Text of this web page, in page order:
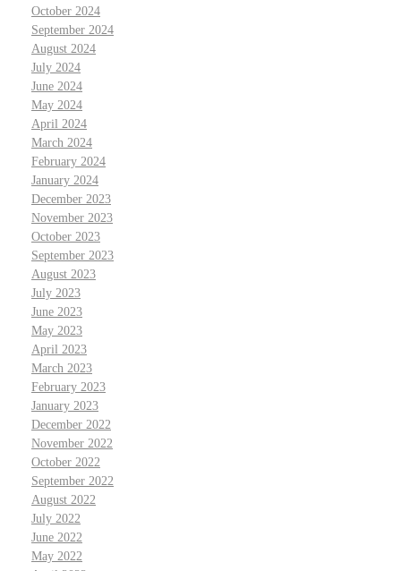
October 2024
September 2024
August 2024
July 2024
June 2024
May 2024
April 2024
March 2024
February 2024
January 2024
December 2023
November 2023
October 2023
September 2023
August 2023
July 2023
June 2023
May 2023
April 2023
March 2023
February 2023
January 2023
December 2022
November 2022
October 2022
September 2022
August 2022
July 2022
June 2022
May 2022